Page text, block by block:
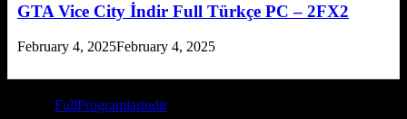
GTA Vice City İndir Full Türkçe PC – 2FX2
February 4, 2025February 4, 2025
FullProgramlarindir- Tüm Hakları Saklıdır. Bilgi Telif